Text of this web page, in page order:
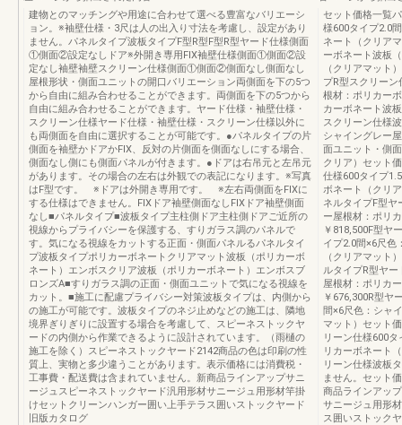
建物とのマッチングや用途に合わせて選べる豊富なバリエーシ
ョン。※袖壁仕様・3尺は人の出入り寸法を考慮し、設定があり
ません。パネルタイプ波板タイプF型R型F型R型ヤード仕様側面
①側面②設定なしドア※外開き専用FIX袖壁仕様側面①側面②設
定なし袖壁袖壁スクリーン仕様側面①側面②側面なし側面なし
屋根形状・側面ユニットの開口バリエーション両側面を下の5つ
から自由に組み合わせることができます。両側面を下の5つから
自由に組み合わせることができます。ヤード仕様・袖壁仕様・
スクリーン仕様ヤード仕様・袖壁仕様・スクリーン仕様以外に
も両側面を自由に選択することが可能です。●パネルタイプの片
側面を袖壁かドアかFIX、反対の片側面を側面なしにする場合、
側面なし側にも側面パネルが付きます。●ドアは右吊元と左吊元
があります。その場合の左右は外観での表記になります。※写真
はF型です。 ※ドアは外開き専用です。 ※左右両側面をFIXに
する仕様はできません。FIXドア袖壁側面なしFIXドア袖壁側面
なし■パネルタイプ■波板タイプ主柱側ドア主柱側ドアご近所の
視線からプライバシーを保護する、すりガラス調のパネルで
す。気になる視線をカットする正面・側面パネルるパネルタイ
プ波板タイプポリカーボネートクリアマット波板（ポリカーボ
ネート）エンボスクリア波板（ポリカーボネート）エンボスブ
ロンズA■すりガラス調の正面・側面ユニットで気になる視線を
カット。■施工に配慮プライバシー対策波板タイプは、内側から
の施工が可能です。波板タイプのネジ止めなどの施工は、隣地
境界ぎりぎりに設置する場合を考慮して、スピーネストックヤ
ードの内側から作業できるように設計されています。（雨樋の
施工を除く）スピーネストックヤード2142商品の色は印刷の性
質上、実物と多少違うことがあります。表示価格には消費税・
工事費・配送費は含まれていません。新商品ラインアップサニ
ージュスピーネストックヤード汎用形材サニージュ用形材竿掛
けセットクリーンハンガー囲い上手テラス囲いストックヤード
旧版カタログ
セット価格一覧
様600タイプ2.0
ネート（クリア
ーボネート波板
（クリアマット
プR型スクリー
根材：ポリカー
カーボネート波
スクリーン仕様
シャイングレー
面ユニット・側
クリア）セット
仕様600タイプ
ボネート（クリ
ネルタイプF型ヤ
ー屋根材：ポリ
￥818,500F型ヤ
イプ2.0間×6尺色
（クリアマット
ルタイプR型ヤ
屋根材：ポリカ
￥676,300R型ヤ
間×6尺色：シャ
マット）セット
リーン仕様600
リカーボネート
リーン仕様波板
ません。セット
商品ラインアッ
サニージュ用形
ス囲いストック